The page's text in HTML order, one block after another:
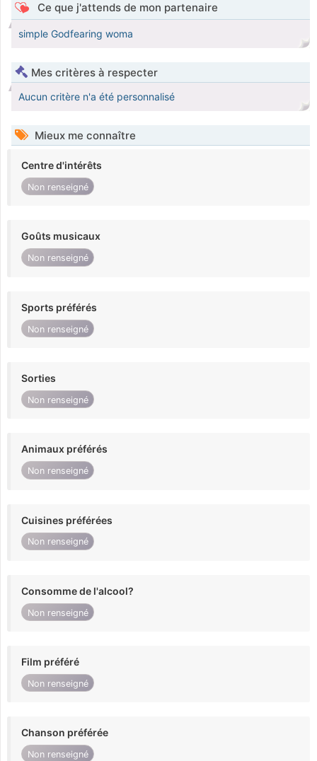
Ce que j'attends de mon partenaire
simple Godfearing woma
Mes critères à respecter
Aucun critère n'a été personnalisé
Mieux me connaître
Centre d'intérêts
Non renseigné
Goûts musicaux
Non renseigné
Sports préférés
Non renseigné
Sorties
Non renseigné
Animaux préférés
Non renseigné
Cuisines préférées
Non renseigné
Consomme de l'alcool?
Non renseigné
Film préféré
Non renseigné
Chanson préférée
Non renseigné